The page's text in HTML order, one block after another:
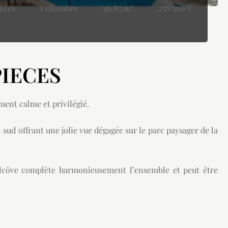
1 chambre 46.85 m² 258 500 €
calme et privilégié.
offrant une jolie vue dégagée sur le parc paysager de la
complète harmonieusement l’ensemble et peut être